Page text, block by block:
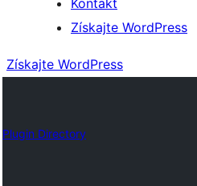
Kontakt
Získajte WordPress
Získajte WordPress
Plugin Directory